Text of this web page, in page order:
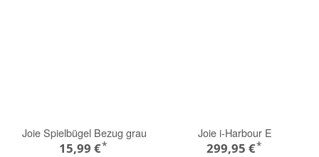
Joie Spielbügel Bezug grau
15,99 €*
Joie i-Harbour E
299,95 €*